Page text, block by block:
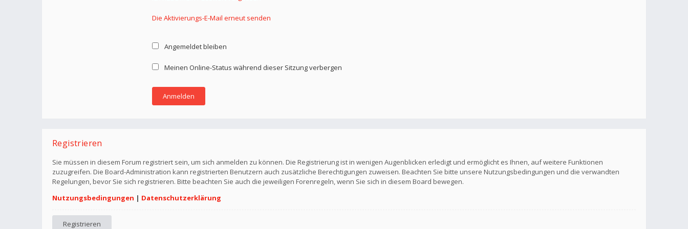
Die Aktivierungs-E-Mail erneut senden
Angemeldet bleiben
Meinen Online-Status während dieser Sitzung verbergen
Registrieren
Sie müssen in diesem Forum registriert sein, um sich anmelden zu können. Die Registrierung ist in wenigen Augenblicken erledigt und ermöglicht es Ihnen, auf weitere Funktionen
zuzugreifen. Die Board-Administration kann registrierten Benutzern auch zusätzliche Berechtigungen zuweisen. Beachten Sie bitte unsere Nutzungsbedingungen und die verwandten
Regelungen, bevor Sie sich registrieren. Bitte beachten Sie auch die jeweiligen Forenregeln, wenn Sie sich in diesem Board bewegen.
Nutzungsbedingungen | Datenschutzerklärung
Registrieren